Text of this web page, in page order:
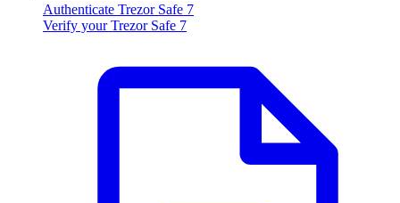
Authenticate Trezor Safe 7
Verify your Trezor Safe 7